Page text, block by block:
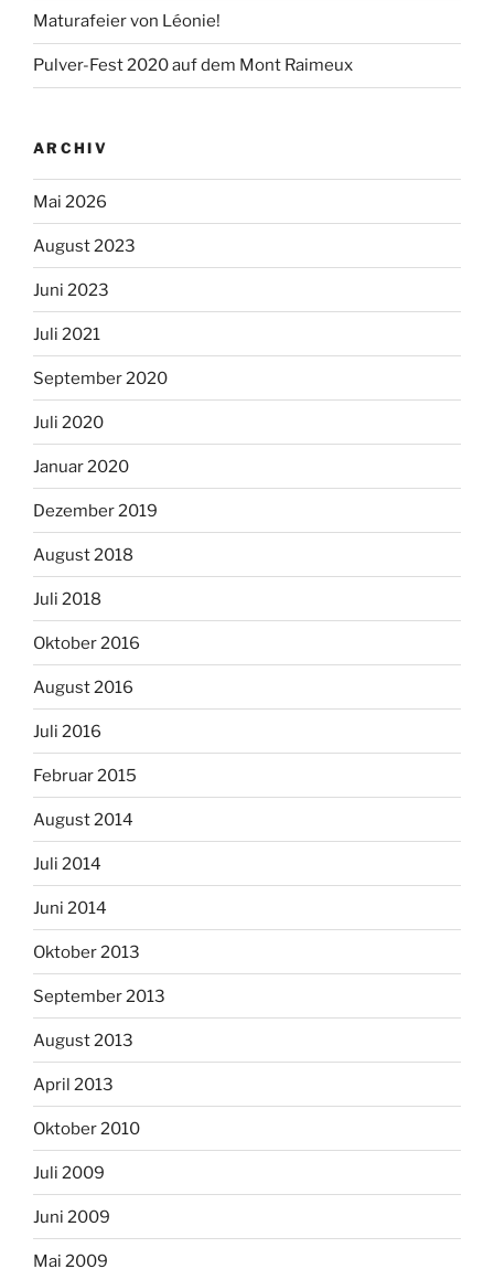
Maturafeier von Léonie!
Pulver-Fest 2020 auf dem Mont Raimeux
ARCHIV
Mai 2026
August 2023
Juni 2023
Juli 2021
September 2020
Juli 2020
Januar 2020
Dezember 2019
August 2018
Juli 2018
Oktober 2016
August 2016
Juli 2016
Februar 2015
August 2014
Juli 2014
Juni 2014
Oktober 2013
September 2013
August 2013
April 2013
Oktober 2010
Juli 2009
Juni 2009
Mai 2009